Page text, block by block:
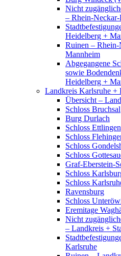
Nicht
– Rhein-
Heidelberg +
Ruinen –
Mannheim
Abgegangene
sowie
Heidelberg +
Landkreis Karlsruhe +
Übersicht –
Schloss Bruchsal
Burg Durlach
Schloss Ettlingen
Schloss
Schloss
Schloss
Graf-Eberstein-
Schloss
Schloss
Ravensburg
Schloss
Eremitage
Nicht
– Landkreis +
Karlsruhe